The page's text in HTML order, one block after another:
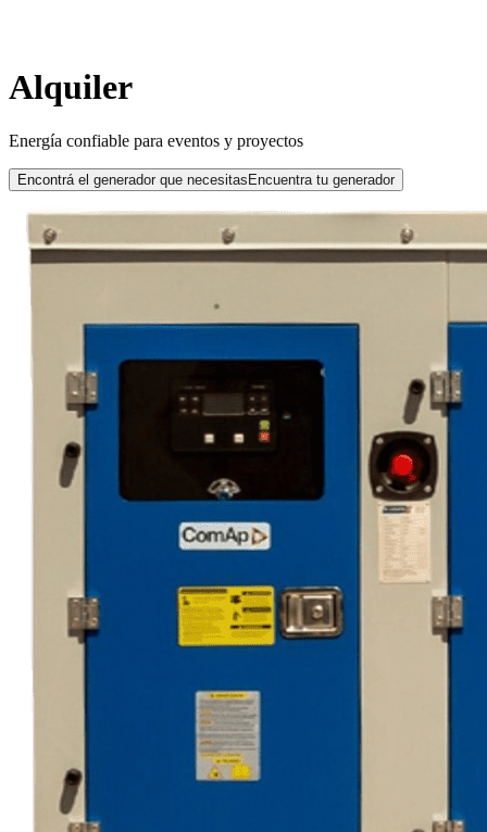
Alquiler
Energía confiable para eventos y proyectos
Encontrá el generador que necesitas Encuentra tu generador